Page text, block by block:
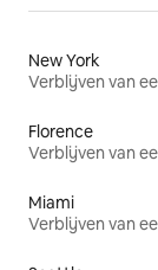
New York
Verblijven van
Florence
Verblijven van
Miami
Verblijven van